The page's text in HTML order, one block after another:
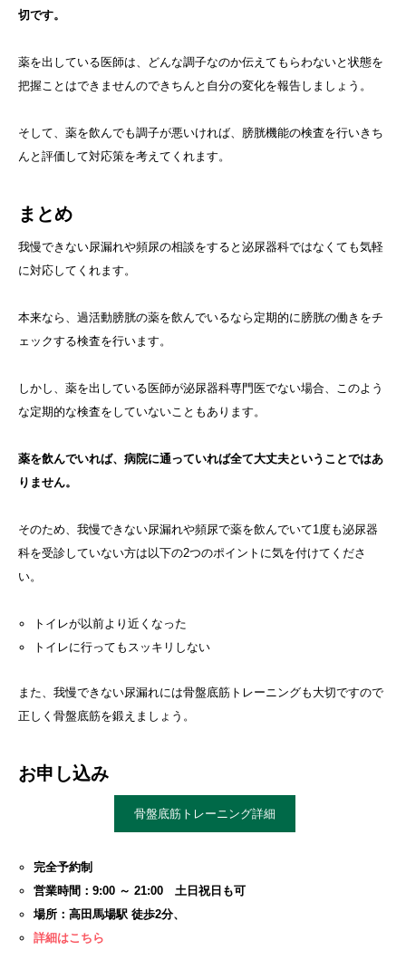
切です。
薬を出している医師は、どんな調子なのか伝えてもらわないと状態を
把握ことはできませんのできちんと自分の変化を報告しましょう。
そして、薬を飲んでも調子が悪いければ、膀胱機能の検査を行いきち
んと評価して対応策を考えてくれます。
まとめ
我慢できない尿漏れや頻尿の相談をすると泌尿器科ではなくても気軽
に対応してくれます。
本来なら、過活動膀胱の薬を飲んでいるなら定期的に膀胱の働きをチ
ェックする検査を行います。
しかし、薬を出している医師が泌尿器科専門医でない場合、このよう
な定期的な検査をしていないこともあります。
薬を飲んでいれば、病院に通っていれば全て大丈夫ということではあ
りません。
そのため、我慢できない尿漏れや頻尿で薬を飲んでいて1度も泌尿器
科を受診していない方は以下の2つのポイントに気を付けてくださ
い。
トイレが以前より近くなった
トイレに行ってもスッキリしない
また、我慢できない尿漏れには骨盤底筋トレーニングも大切ですので
正しく骨盤底筋を鍛えましょう。
お申し込み
骨盤底筋トレーニング詳細
完全予約制
営業時間：9:00 ～ 21:00 土日祝日も可
場所：高田馬場駅 徒歩2分、
詳細はこちら